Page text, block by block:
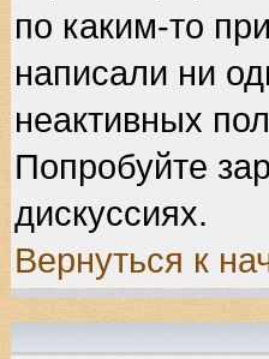
по каким-то
написали ни
неактивных
Попробуйте
дискуссиях.
Вернуться к